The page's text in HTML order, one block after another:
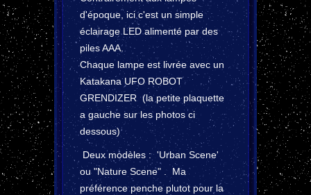
d'époque, ici c'est un simple
éclairage LED alimenté par des
piles AAA.
Chaque lampe est livrée avec un
Katakana UFO ROBOT
GRENDIZER (la petite plaquette
a gauche sur les photos ci
dessous)
Deux modèles : 'Urban Scene'
ou "Nature Scene" . Ma
préférence penche plutot pour la